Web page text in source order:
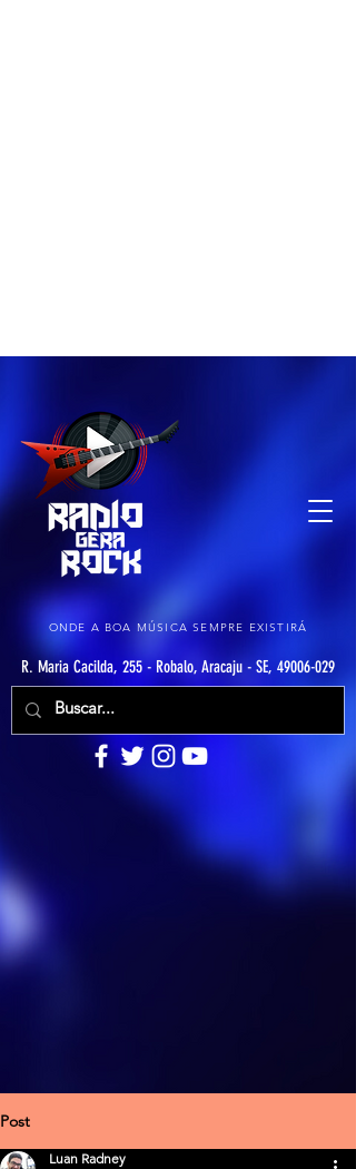
ONDE A BOA MÚSICA SEMPRE EXISTIRÁ
R. Maria Cacilda, 255 - Robalo, Aracaju - SE, 49006-029
Post
Luan Radney